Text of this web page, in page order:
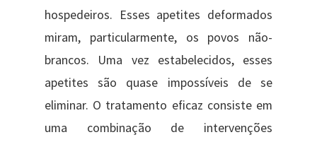
hospedeiros. Esses apetites deformados
miram, particularmente, os povos não-
brancos. Uma vez estabelecidos, esses
apetites são quase impossíveis de se
eliminar. O tratamento eficaz consiste em
uma combinação de intervenções